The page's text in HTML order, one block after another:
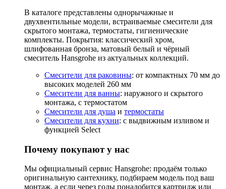
В каталоге представлены однорычажные и
двухвентильные модели, встраиваемые смесители для
скрытого монтажа, термостаты, гигиенические
комплекты. Покрытия: классический хром,
шлифованная бронза, матовый белый и чёрный
смеситель Hansgrohe из актуальных коллекций.
Смесители для раковины: от компактных 70 мм до
высоких моделей 260 мм
Смесители для ванны: наружного и скрытого
монтажа, с термостатом
Смесители для душа и термостаты
Смесители для кухни: с выдвижным изливом и
функцией Select
Почему покупают у нас
Мы официальный сервис Hansgrohe: продаём только
оригинальную сантехнику, подбираем модель под ваш
монтаж, а если через годы понадобится картридж или